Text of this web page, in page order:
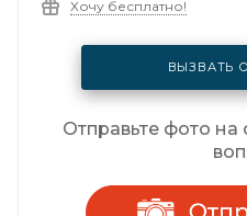
Хочу бесплатно!
ВЫЗВАТЬ
Отправьте фото на